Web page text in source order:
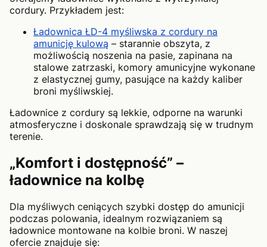
cordury. Przykładem jest:
Ładownica ŁD-4 myśliwska z cordury na
amunicję kulową – starannie obszyta, z
możliwością noszenia na pasie, zapinana na
stalowe zatrzaski, komory amunicyjne wykonane
z elastycznej gumy, pasujące na każdy kaliber
broni myśliwskiej.
Ładownice z cordury są lekkie, odporne na warunki
atmosferyczne i doskonale sprawdzają się w trudnym
terenie.
„Komfort i dostępność” –
ładownice na kolbę
Dla myśliwych ceniących szybki dostęp do amunicji
podczas polowania, idealnym rozwiązaniem są
ładownice montowane na kolbie broni. W naszej
ofercie znajduje się: